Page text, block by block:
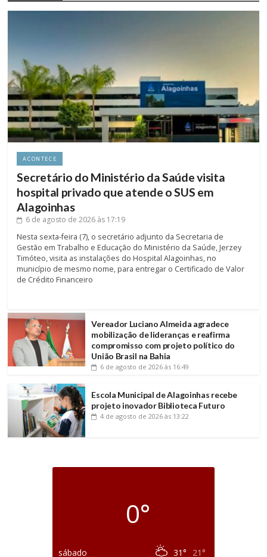
ACONTECE
Secretário do Ministério da Saúde visita
hospital privado que atende o SUS em
Alagoinhas
6 de agosto de 2026 às 17:19
Nesta sexta-feira (7), o secretário adjunto da Secretaria de
Gestão em Trabalho e Educação do Ministério da Saúde, Jerzey
Timóteo, visita as instalações do Hospital Alagoinhas, no
município de mesmo nome, para entregar o Certificado de Valor
de Crédito Financeiro
Vereador Luciano Almeida agradece
mobilização de lideranças e reafirma
compromisso com projeto político do
União Brasil na Bahia
6 de agosto de 2026 às 16:49
Escola Municipal de Alagoinhas recebe
projeto inovador Biblioteca Futuro
4 de agosto de 2026 às 13:22
0°
sábado 31° 21°